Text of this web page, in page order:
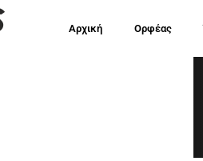
Αρχική Ορφέας